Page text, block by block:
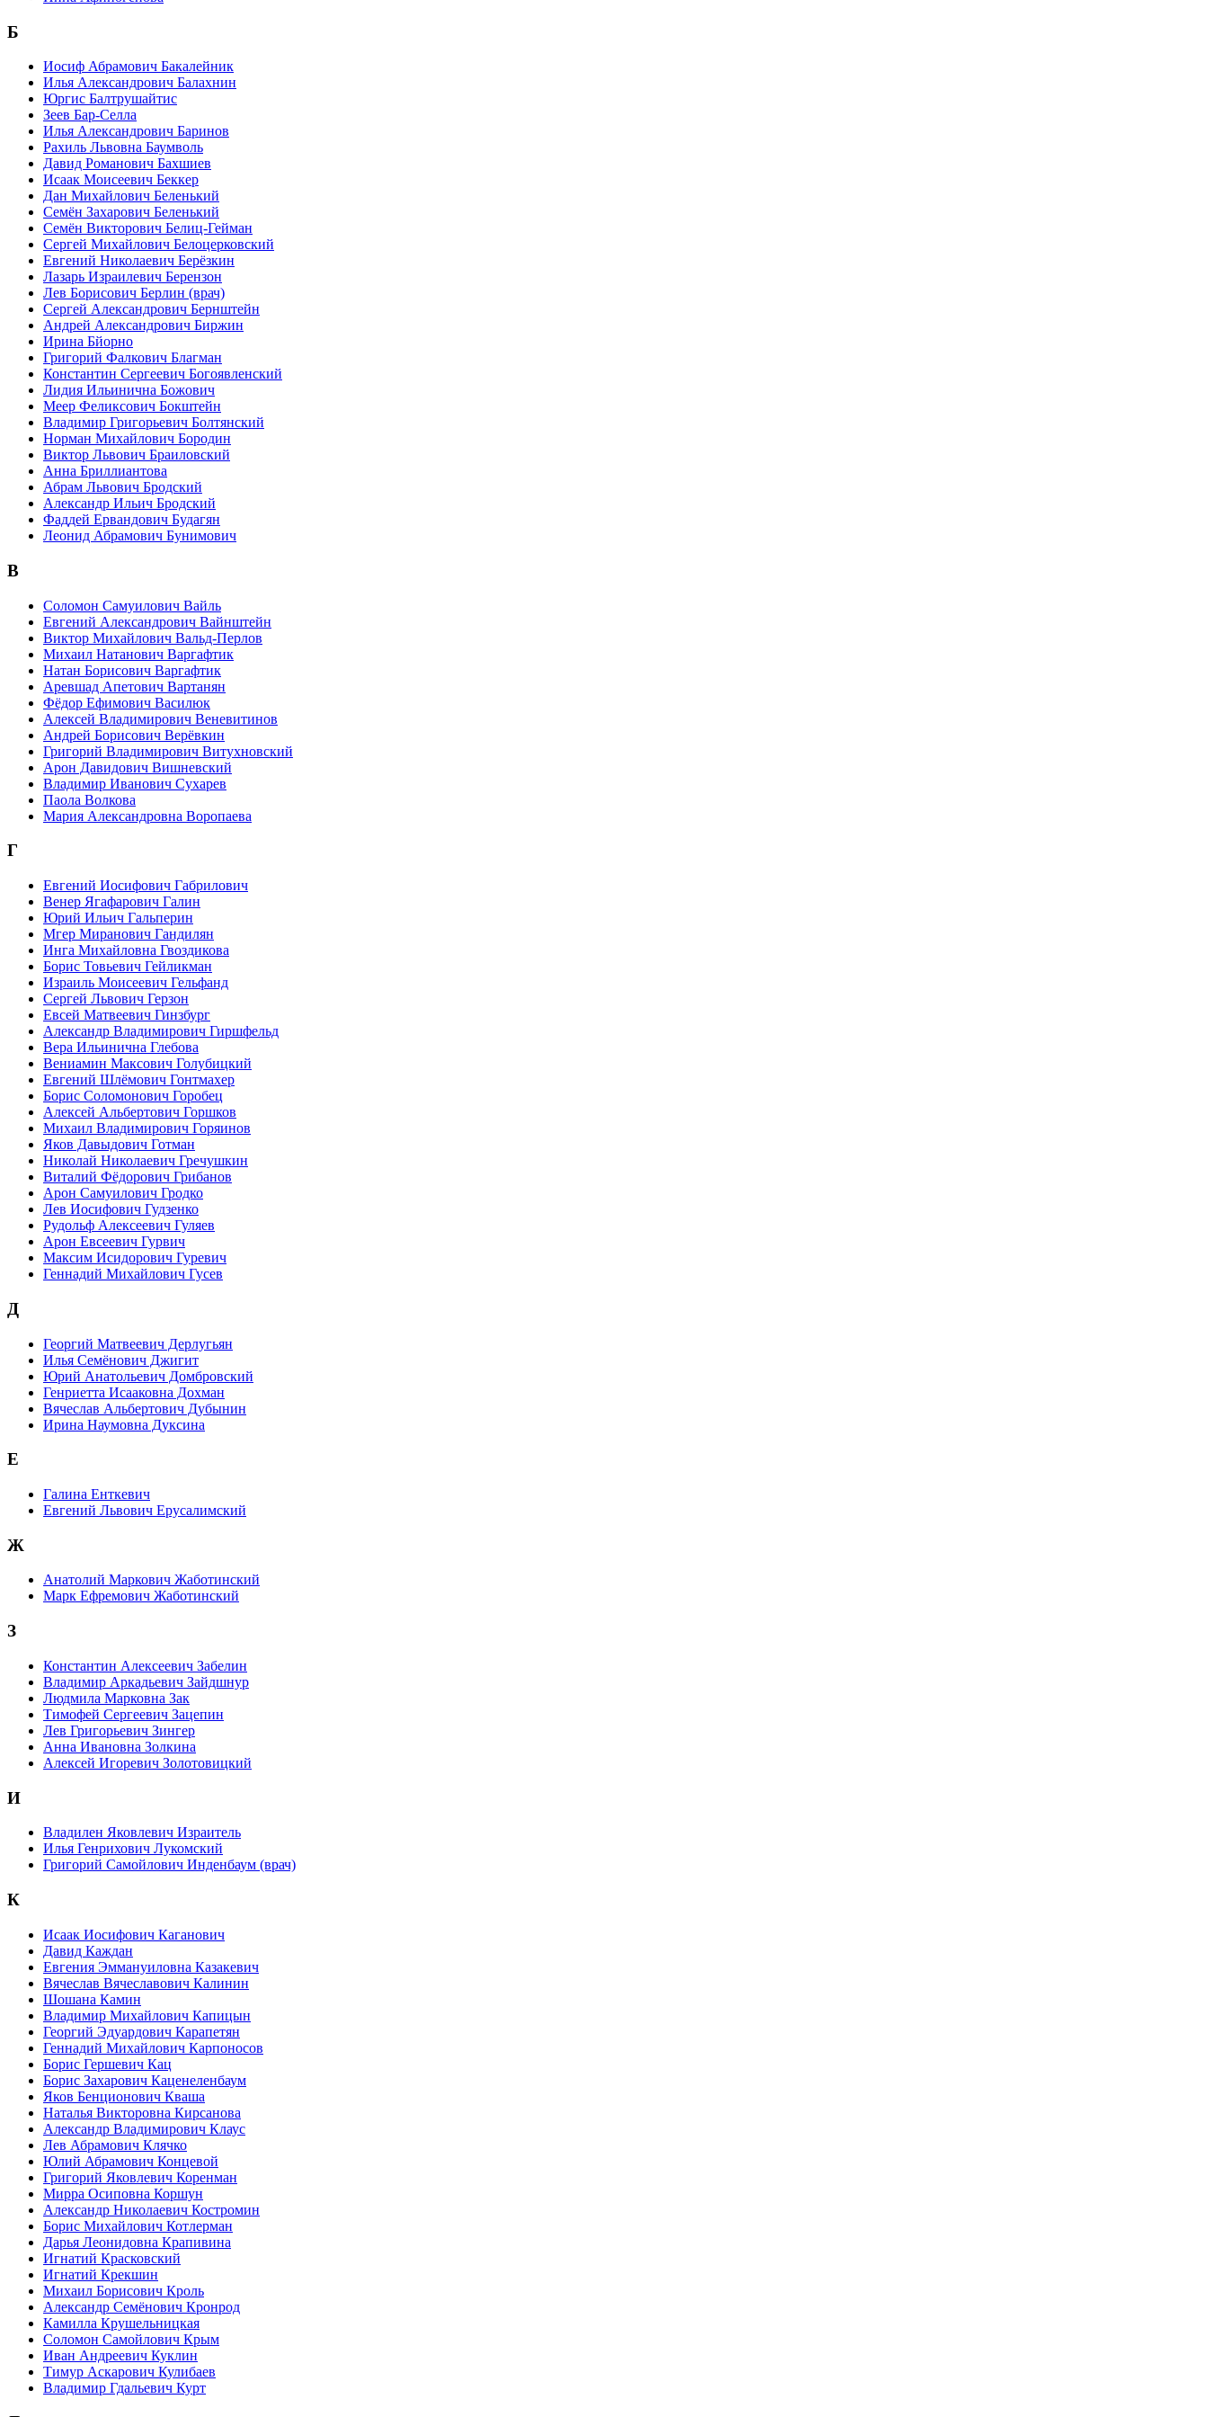
Б
Иосиф Абрамович Бакалейник
Илья Александрович Балахнин
Юргис Балтрушайтис
Зеев Бар-Селла
Илья Александрович Баринов
Рахиль Львовна Баумволь
Давид Романович Бахшиев
Исаак Моисеевич Беккер
Дан Михайлович Беленький
Семён Захарович Беленький
Семён Викторович Белиц-Гейман
Сергей Михайлович Белоцерковский
Евгений Николаевич Берёзкин
Лазарь Израилевич Берензон
Лев Борисович Берлин (врач)
Сергей Александрович Бернштейн
Андрей Александрович Биржин
Ирина Бйорно
Григорий Фалкович Благман
Константин Сергеевич Богоявленский
Лидия Ильинична Божович
Меер Феликсович Бокштейн
Владимир Григорьевич Болтянский
Норман Михайлович Бородин
Виктор Львович Браиловский
Анна Бриллиантова
Абрам Львович Бродский
Александр Ильич Бродский
Фаддей Ервандович Будагян
Леонид Абрамович Бунимович
В
Соломон Самуилович Вайль
Евгений Александрович Вайнштейн
Виктор Михайлович Вальд-Перлов
Михаил Натанович Варгафтик
Натан Борисович Варгафтик
Аревшад Апетович Вартанян
Фёдор Ефимович Василюк
Алексей Владимирович Веневитинов
Андрей Борисович Верёвкин
Григорий Владимирович Витухновский
Арон Давидович Вишневский
Владимир Иванович Сухарев
Паола Волкова
Мария Александровна Воропаева
Г
Евгений Иосифович Габрилович
Венер Ягафарович Галин
Юрий Ильич Гальперин
Мгер Миранович Гандилян
Инга Михайловна Гвоздикова
Борис Товьевич Гейликман
Израиль Моисеевич Гельфанд
Сергей Львович Герзон
Евсей Матвеевич Гинзбург
Александр Владимирович Гиршфельд
Вера Ильинична Глебова
Вениамин Максович Голубицкий
Евгений Шлёмович Гонтмахер
Борис Соломонович Горобец
Алексей Альбертович Горшков
Михаил Владимирович Горяинов
Яков Давыдович Готман
Николай Николаевич Гречушкин
Виталий Фёдорович Грибанов
Арон Самуилович Гродко
Лев Иосифович Гудзенко
Рудольф Алексеевич Гуляев
Арон Евсеевич Гурвич
Максим Исидорович Гуревич
Геннадий Михайлович Гусев
Д
Георгий Матвеевич Дерлугьян
Илья Семёнович Джигит
Юрий Анатольевич Домбровский
Генриетта Исааковна Дохман
Вячеслав Альбертович Дубынин
Ирина Наумовна Дуксина
Е
Галина Енткевич
Евгений Львович Ерусалимский
Ж
Анатолий Маркович Жаботинский
Марк Ефремович Жаботинский
З
Константин Алексеевич Забелин
Владимир Аркадьевич Зайдшнур
Людмила Марковна Зак
Тимофей Сергеевич Зацепин
Лев Григорьевич Зингер
Анна Ивановна Золкина
Алексей Игоревич Золотовицкий
И
Владилен Яковлевич Израитель
Илья Генрихович Лукомский
Григорий Самойлович Инденбаум (врач)
К
Исаак Иосифович Каганович
Давид Каждан
Евгения Эммануиловна Казакевич
Вячеслав Вячеславович Калинин
Шошана Камин
Владимир Михайлович Капицын
Георгий Эдуардович Карапетян
Геннадий Михайлович Карпоносов
Борис Гершевич Кац
Борис Захарович Каценеленбаум
Яков Бенционович Кваша
Наталья Викторовна Кирсанова
Александр Владимирович Клаус
Лев Абрамович Клячко
Юлий Абрамович Концевой
Григорий Яковлевич Коренман
Мирра Осиповна Коршун
Александр Николаевич Костромин
Борис Михайлович Котлерман
Дарья Леонидовна Крапивина
Игнатий Красковский
Игнатий Крекшин
Михаил Борисович Кроль
Александр Семёнович Кронрод
Камилла Крушельницкая
Соломон Самойлович Крым
Иван Андреевич Куклин
Тимур Аскарович Кулибаев
Владимир Гдальевич Курт